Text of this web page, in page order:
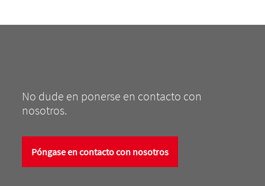
No dude en ponerse en contacto con
nosotros.
Póngase en contacto con nosotros